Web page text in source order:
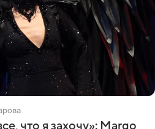
что я захочу»: Margo